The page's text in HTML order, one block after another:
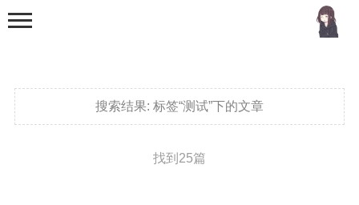
搜索结果: 标签“测试”下的文章
找到25篇